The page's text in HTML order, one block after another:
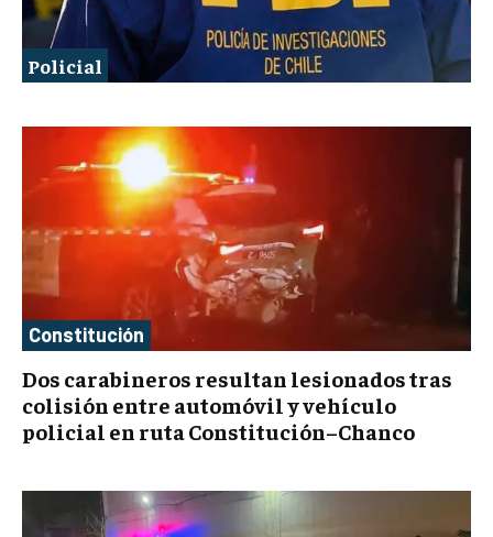
Policial
Constitución
Dos carabineros resultan lesionados tras
colisión entre automóvil y vehículo
policial en ruta Constitución–Chanco